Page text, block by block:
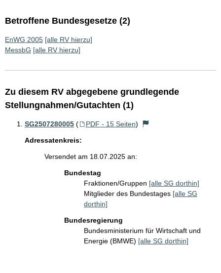
Betroffene Bundesgesetze (2)
EnWG 2005 [alle RV hierzu]
MessbG [alle RV hierzu]
Zu diesem RV abgegebene grundlegende
Stellungnahmen/Gutachten (1)
SG2507280005 ( PDF - 15 Seiten)
Adressatenkreis:
Versendet am 18.07.2025 an:
Bundestag
Fraktionen/Gruppen [alle SG dorthin]
Mitglieder des Bundestages [alle SG
dorthin]
Bundesregierung
Bundesministerium für Wirtschaft und
Energie (BMWE) [alle SG dorthin]